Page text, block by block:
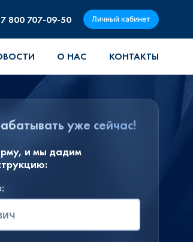
800 707-09-50 Личный кабинет
О НАС КОНТАКТЫ
уже сейчас!
и мы дадим